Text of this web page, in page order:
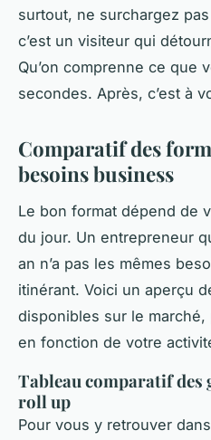
surtout, ne surchargez
c’est un visiteur qui
Qu’on comprenne ce que
secondes. Après, c’est à
Comparatif des
besoins business
Le bon format dépend de
du jour. Un entrepreneur
an n’a pas les mêmes
itinérant. Voici un aperçu
disponibles sur le
en fonction de votre
Tableau comparatif des
roll up
Pour vous y retrouver